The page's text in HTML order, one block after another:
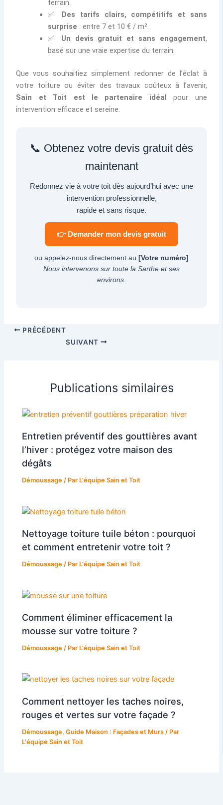
terrain.
✅
Des tarifs clairs, compétitifs et sans
surprise : entre 7 et 10 € / m².
✅ Un devis gratuit et sans engagement,
basé sur une vraie expertise du terrain.
Que vous souhaitiez simplement redonner de l’éclat à
votre toiture ou éviter des travaux coûteux à l’avenir,
Sain et Toit est le partenaire idéal pour une
intervention efficace et sereine.
📞 Obtenez votre devis gratuit dès
maintenant
Redonnez vie à votre toit dès aujourd’hui avec une
intervention professionnelle,
rapide et sans risque.
👉 Demander mon devis gratuit
ou appelez-nous directement au [Votre numéro]
Nous intervenons sur toute la Sarthe et ses
environs.
PRÉCÉDENT
SUIVANT
Publications similaires
Entretien préventif des gouttières avant
l’hiver : protégez votre maison des
dégâts
Démoussage / Par L'équipe Sain et Toit
Nettoyage toiture tuile béton : pourquoi
et comment entretenir votre toit ?​
Démoussage / Par L'équipe Sain et Toit
Comment éliminer efficacement la
mousse sur votre toiture ?
Démoussage / Par L'équipe Sain et Toit
Comment nettoyer les taches noires,
rouges et vertes sur votre façade ?
Démoussage,Guide Maison : Façades et Murs / Par
L'équipe Sain et Toit